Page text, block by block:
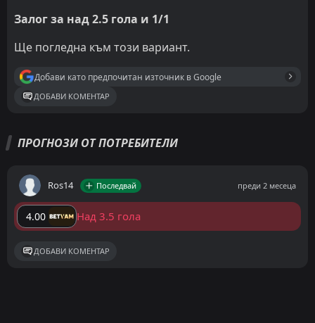
Залог за над 2.5 гола и 1/1
Ще погледна към този вариант.
Добави като предпочитан източник в Google
ДОБАВИ КОМЕНТАР
ПРОГНОЗИ ОТ ПОТРЕБИТЕЛИ
Ros14 Последвай преди 2 месеца
4.00 Над 3.5 гола
ДОБАВИ КОМЕНТАР